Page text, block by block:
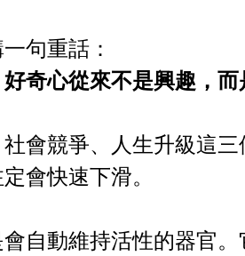
句重話：
奇心從來不是興趣，而
會競爭、人生升級這
會快速下滑。
自動維持活性的器官